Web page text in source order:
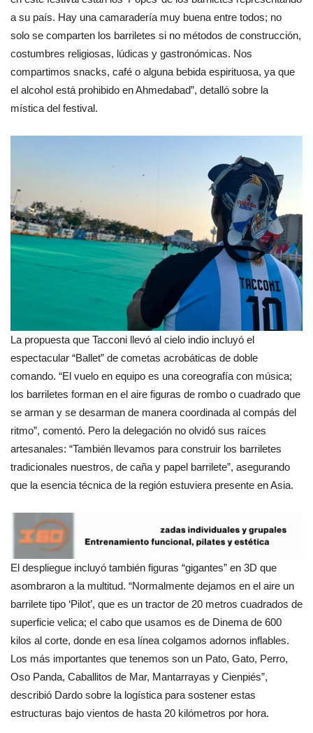
a su país. Hay una camaradería muy buena entre todos; no
solo se comparten los barriletes si no métodos de construcción,
costumbres religiosas, lúdicas y gastronómicas. Nos
compartimos snacks, café o alguna bebida espirituosa, ya que
el alcohol está prohibido en Ahmedabad”, detalló sobre la
mística del festival.
La propuesta que Tacconi llevó al cielo indio incluyó el
espectacular “Ballet” de cometas acrobáticas de doble
comando. “El vuelo en equipo es una coreografía con música;
los barriletes forman en el aire figuras de rombo o cuadrado que
se arman y se desarman de manera coordinada al compás del
ritmo”, comentó. Pero la delegación no olvidó sus raíces
artesanales: “También llevamos para construir los barriletes
tradicionales nuestros, de caña y papel barrilete”, asegurando
que la esencia técnica de la región estuviera presente en Asia.
El despliegue incluyó también figuras “gigantes” en 3D que
asombraron a la multitud. “Normalmente dejamos en el aire un
barrilete tipo ‘Pilot’, que es un tractor de 20 metros cuadrados de
superficie velica; el cabo que usamos es de Dinema de 600
kilos al corte, donde en esa línea colgamos adornos inflables.
Los más importantes que tenemos son un Pato, Gato, Perro,
Oso Panda, Caballitos de Mar, Mantarrayas y Cienpiés”,
describió Dardo sobre la logística para sostener estas
estructuras bajo vientos de hasta 20 kilómetros por hora.